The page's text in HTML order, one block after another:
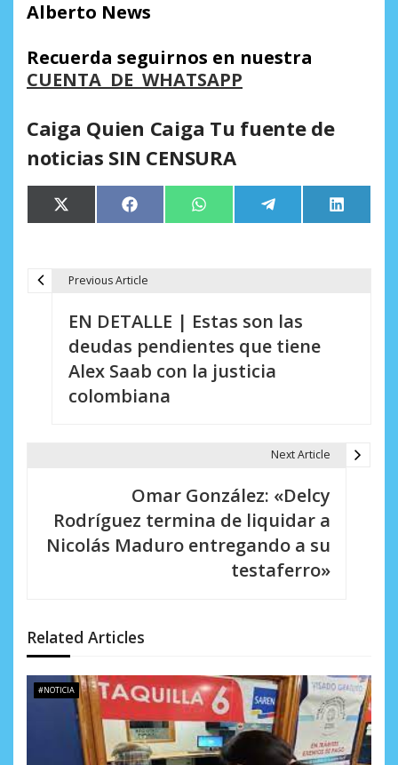
Alberto News
Recuerda seguirnos en nuestra
CUENTA DE WHATSAPP
Caiga Quien Caiga Tu fuente de
noticias SIN CENSURA
Compartir
en
X
(Twitter)
Compartir
en
Facebook Compartir
en
WhatsApp Compartir
en
Telegram
en
LinkedIn
e
e
Previous Article
EN DETALLE | Estas son las
deudas pendientes que tiene
Alex Saab con la justicia
colombiana
Next Article
Omar González: «Delcy
Rodríguez termina de liquidar a
Nicolás Maduro entregando a su
testaferro»
Related Articles
#NOTICIA